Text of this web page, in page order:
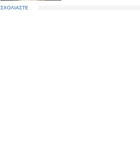
ΣΧΟΛΙΑΣΤΕ